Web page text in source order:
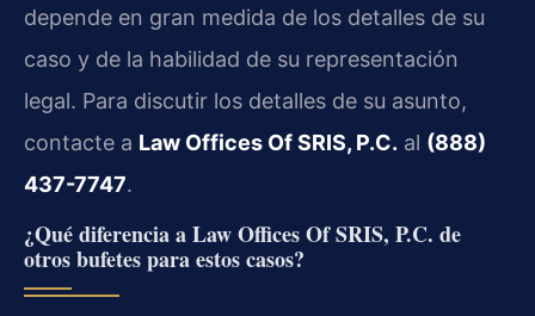
depende en gran medida de los detalles de su
caso y de la habilidad de su representación
legal. Para discutir los detalles de su asunto,
contacte a Law Offices Of SRIS, P.C. al (888)
437-7747.
¿Qué diferencia a Law Offices Of SRIS, P.C. de
otros bufetes para estos casos?